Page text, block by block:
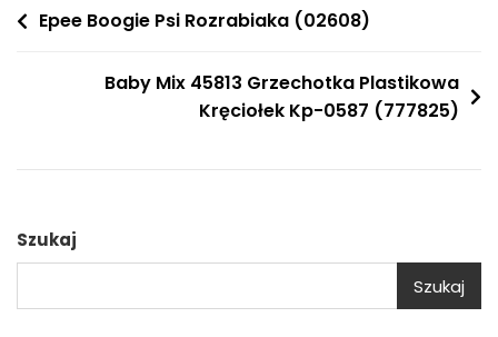
Nawigacja
Epee Boogie Psi Rozrabiaka (02608)
Baby Mix 45813 Grzechotka Plastikowa
Kręciołek Kp-0587 (777825)
Szukaj
Szukaj